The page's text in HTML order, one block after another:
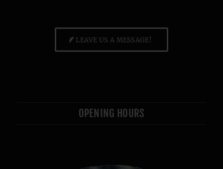
LEAVE US A MESSAGE!
OPENING HOURS